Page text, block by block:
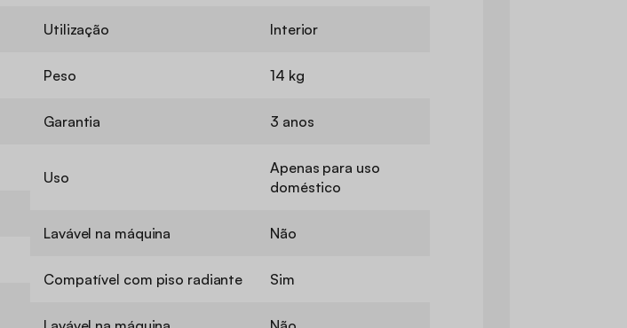
Utilização Interior
Peso 14 kg
Garantia 3 anos
Uso
Apenas para uso
doméstico
Lavável na máquina Não
Compatível com piso radiante Sim